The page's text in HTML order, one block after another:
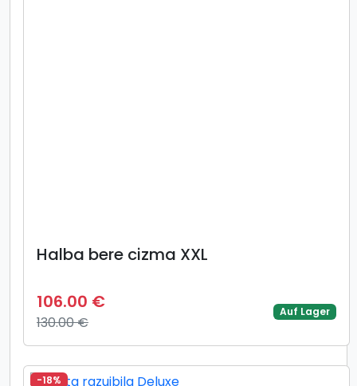
Halba bere cizma XXL
106.00 €
130.00 €
Auf Lager
-18%